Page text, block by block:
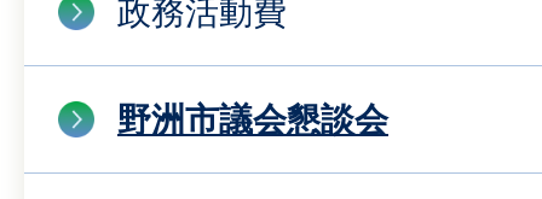
政務活動費
野洲市議会懇談会